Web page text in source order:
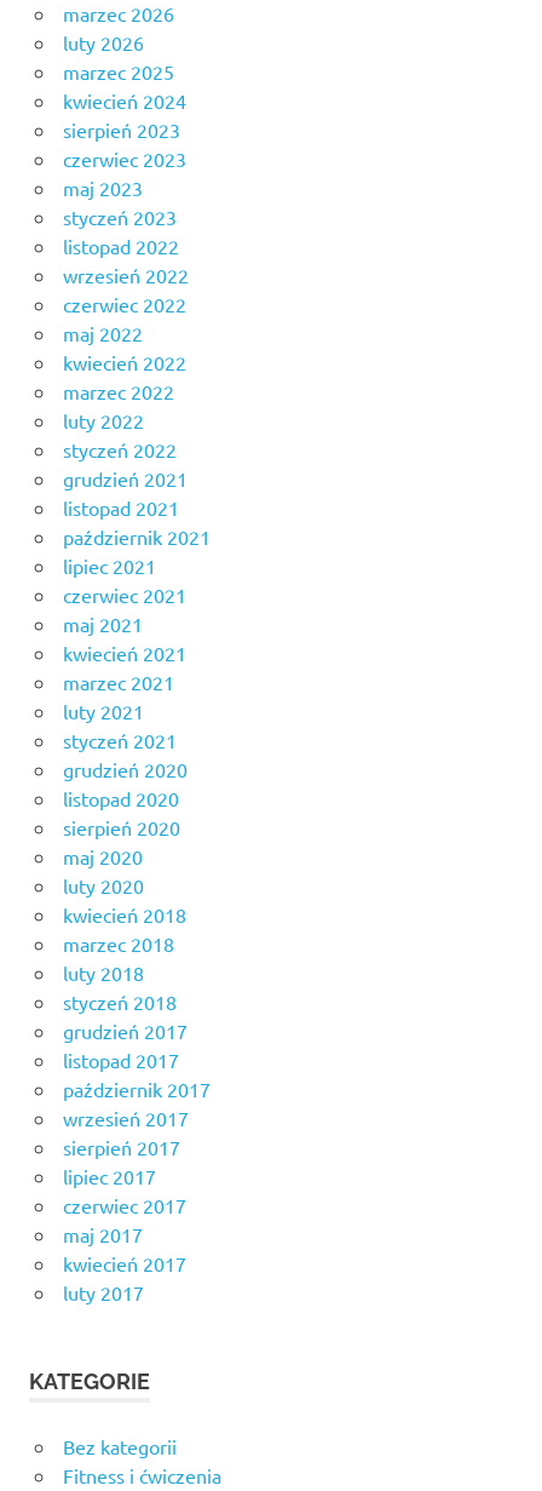
marzec 2026
luty 2026
marzec 2025
kwiecień 2024
sierpień 2023
czerwiec 2023
maj 2023
styczeń 2023
listopad 2022
wrzesień 2022
czerwiec 2022
maj 2022
kwiecień 2022
marzec 2022
luty 2022
styczeń 2022
grudzień 2021
listopad 2021
październik 2021
lipiec 2021
czerwiec 2021
maj 2021
kwiecień 2021
marzec 2021
luty 2021
styczeń 2021
grudzień 2020
listopad 2020
sierpień 2020
maj 2020
luty 2020
kwiecień 2018
marzec 2018
luty 2018
styczeń 2018
grudzień 2017
listopad 2017
październik 2017
wrzesień 2017
sierpień 2017
lipiec 2017
czerwiec 2017
maj 2017
kwiecień 2017
luty 2017
KATEGORIE
Bez kategorii
Fitness i ćwiczenia